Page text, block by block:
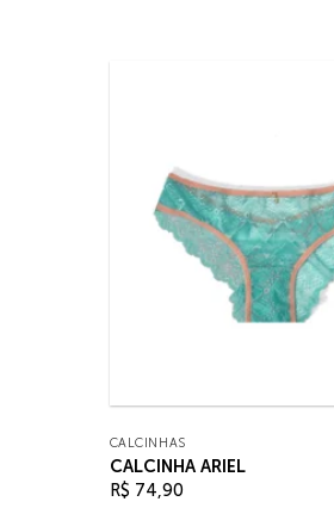
CALCINHAS
CALCINHA ARIEL
R$ 74,90